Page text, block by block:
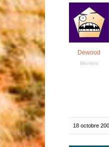
Dewood
Membre
18 octobre